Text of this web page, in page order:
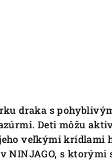
draka s
Deti môžu
veľkými krídlami
NINJAGO, s